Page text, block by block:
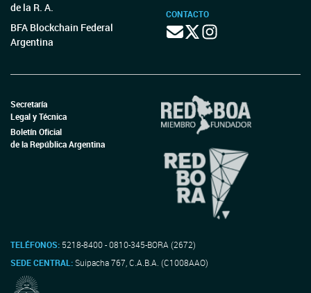
de la R. A.
BFA Blockchain Federal
Argentina
CONTACTO
Secretaría
Legal y Técnica
Boletín Oficial
de la República Argentina
TELÉFONOS: 5218-8400 - 0810-345-BORA (2672)
SEDE CENTRAL:Suipacha 767, C.A.B.A. (C1008AAO)